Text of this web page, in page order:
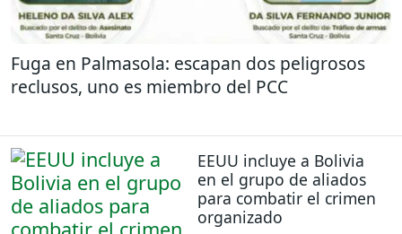
Fuga en Palmasola: escapan dos peligrosos
reclusos, uno es miembro del PCC
EEUU incluye a Bolivia
en el grupo de aliados
para combatir el crimen
organizado